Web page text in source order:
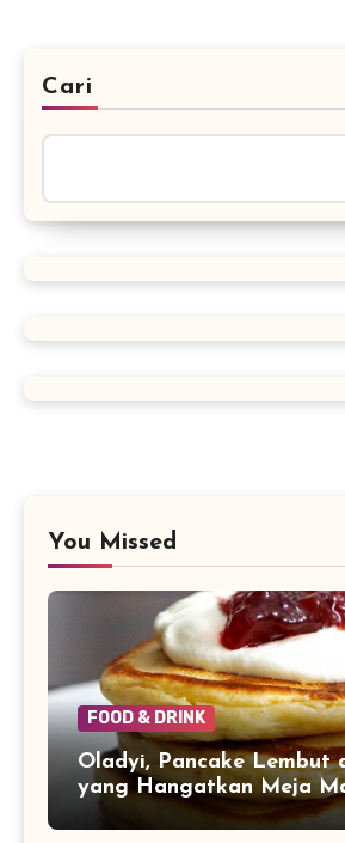
Cari
You Missed
FOOD & DRINK
Oladyi, Pancake Lembut
yang Hangatkan Meja